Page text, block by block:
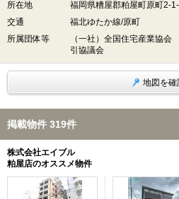
所在地
福岡県糟屋郡粕屋町原町2-
交通
福北ゆたか線/原町
所属団体等
（一社）全国住宅産業協
引協議会
地図を確
掲載物件 319件
株式会社エイブル
粕屋店のオススメ物件